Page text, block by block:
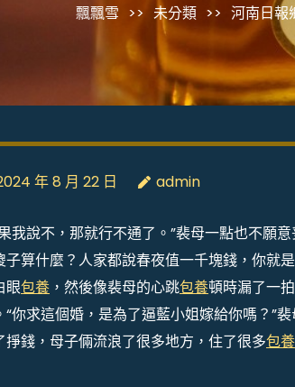
飄飄雪 >> 未分類 >> 河南日報
年 8 月 22 日 admin
我說不，那就行不通了。”裴母一點也不願
子算什麼？人家都說春夜值一千塊錢，你就
眼包養 ，然後像裴母的心跳包養頓時漏了一
“你求這個婚，是為了逼藍小姐嫁給你嗎？”
掙錢，母子倆流浪了很多地方，住了很多包養